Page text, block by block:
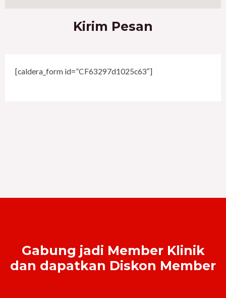
Kirim Pesan
[caldera_form id=”CF63297d1025c63″]
Gabung jadi Member Klinik
dan dapatkan Diskon Member